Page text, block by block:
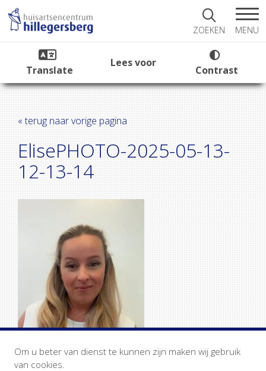
ZOEKEN MENU
Translate
Lees voor
Contrast
« terug naar vorige pagina
ElisePHOTO-2025-05-13-
12-13-14
Om u beter van dienst te kunnen zijn maken wij gebruik
van cookies.